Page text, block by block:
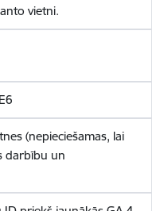
vietni.
(nepieciešamas, lai
darbību un